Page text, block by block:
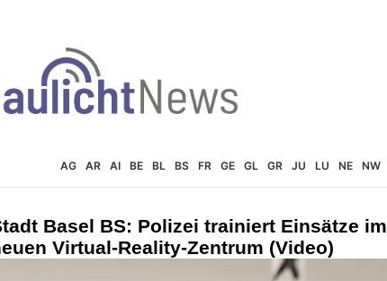
AG AR AI BE BL BS FR GE GL GR JU LU NE NW
Basel BS: Polizei trainiert Einsätze im
Virtual-Reality-Zentrum (Video)